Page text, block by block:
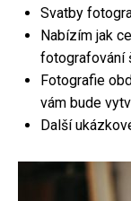
Focení
Svatby
Nabízím jak
fotografování
Fotografie
vám bude
Další